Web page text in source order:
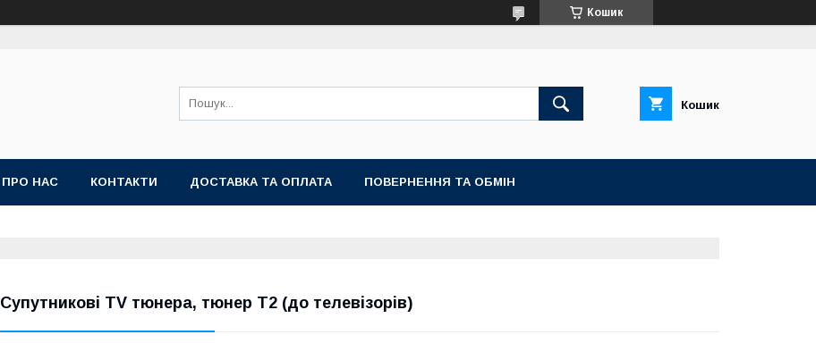
Кошик
Кошик
ПРО НАС КОНТАКТИ ДОСТАВКА ТА ОПЛАТА ПОВЕРНЕННЯ ТА ОБМІН
Супутникові TV тюнера, тюнер Т2 (до телевізорів)